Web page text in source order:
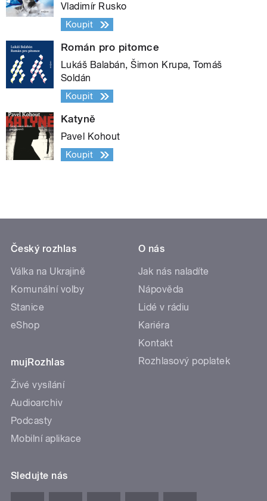
Vladimír Rusko
Koupit
Román pro pitomce
Lukáš Balabán, Šimon Krupa, Tomáš
Soldán
Koupit
Katyně
Pavel Kohout
Koupit
Český rozhlas
Válka na Ukrajině
Komunální volby
Stanice
eShop
mujRozhlas
Živé vysílání
Audioarchiv
Podcasty
Mobilní aplikace
O nás
Jak nás naladíte
Nápověda
Lidé v rádiu
Kariéra
Kontakt
Rozhlasový poplatek
Sledujte nás